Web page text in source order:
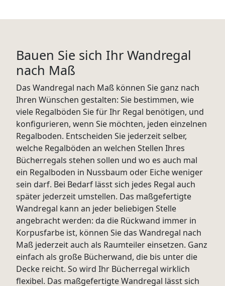
Bauen Sie sich Ihr Wandregal
nach Maß
Das Wandregal nach Maß können Sie ganz nach
Ihren Wünschen gestalten: Sie bestimmen, wie
viele Regalböden Sie für Ihr Regal benötigen, und
konfigurieren, wenn Sie möchten, jeden einzelnen
Regalboden. Entscheiden Sie jederzeit selber,
welche Regalböden an welchen Stellen Ihres
Bücherregals stehen sollen und wo es auch mal
ein Regalboden in Nussbaum oder Eiche weniger
sein darf. Bei Bedarf lässt sich jedes Regal auch
später jederzeit umstellen. Das maßgefertigte
Wandregal kann an jeder beliebigen Stelle
angebracht werden: da die Rückwand immer in
Korpusfarbe ist, können Sie das Wandregal nach
Maß jederzeit auch als Raumteiler einsetzen. Ganz
einfach als große Bücherwand, die bis unter die
Decke reicht. So wird Ihr Bücherregal wirklich
flexibel. Das maßgefertigte Wandregal lässt sich